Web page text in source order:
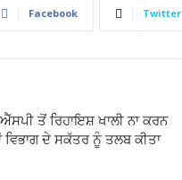
Facebook Twitter
ਤੋਂ ਰਿਹਾਇਸ਼ ਖਾਲੀ ਨਾ ਕਰਨ
ਦੇ ਸਕੱਤਰ ਨੂੰ ਤਲਬ ਕੀਤਾ